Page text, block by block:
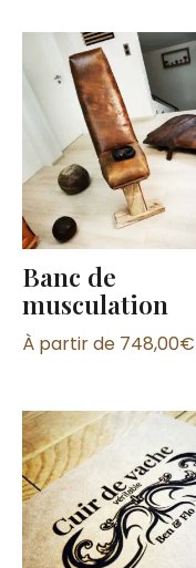
Banc de
musculation
À partir de 748,00€